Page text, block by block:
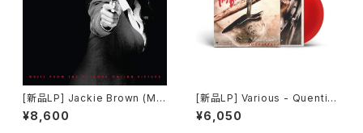
[新品LP] Jackie Brown (Mu
sic From The Miramax Mot
ion Picture) / ジャッキー・ブラ
¥8,600
[新品LP] Various - Quentin
Tarantino's Inglourious Ba
sterds (Limited Edition, Re
¥6,050